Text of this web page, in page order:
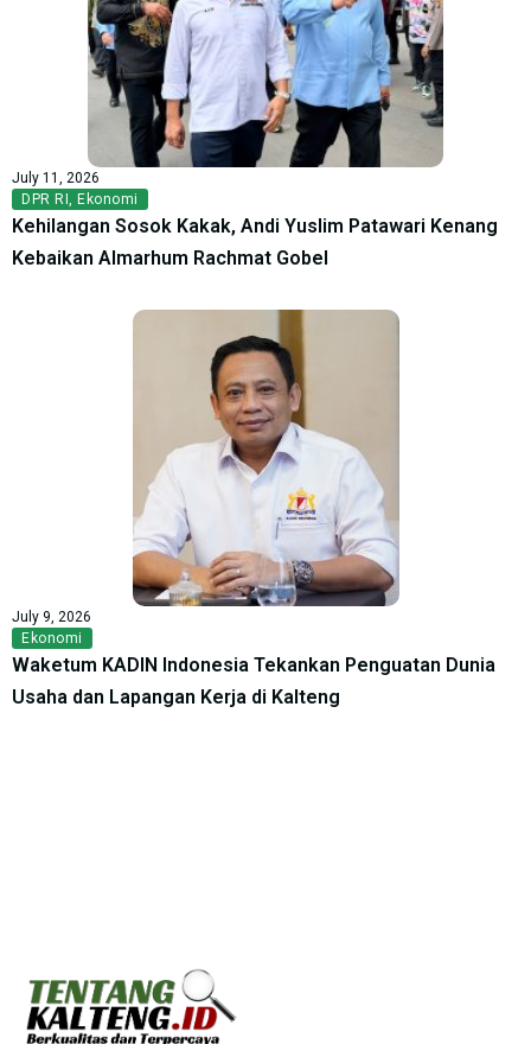
July 11, 2026
DPR RI , Ekonomi
Kehilangan Sosok Kakak, Andi Yuslim Patawari Kenang
Kebaikan Almarhum Rachmat Gobel
July 9, 2026
Ekonomi
Waketum KADIN Indonesia Tekankan Penguatan Dunia
Usaha dan Lapangan Kerja di Kalteng